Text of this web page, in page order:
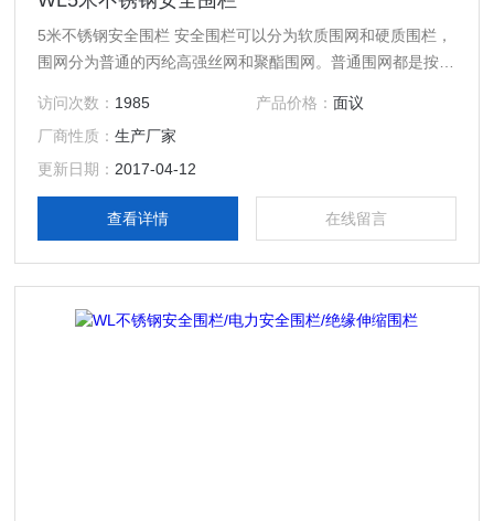
5米不锈钢安全围栏 安全围栏可以分为软质围网和硬质围栏，
围网分为普通的丙纶高强丝网和聚酯围网。普通围网都是按米
定做。普通围网（网绳直径3.5mm），聚酯围网。围网一般
都要配上支架用的。一般2米左右配一个支架，也可以再长一
些，但是不要超过5米的间距。安全围栏的支架分为墩式（法
兰盘），伞式，叉式，地桩。
访问次数： 1985 产品价格： 面议
厂商性质：生产厂家
更新日期： 2017-04-12
查看详情 在线留言